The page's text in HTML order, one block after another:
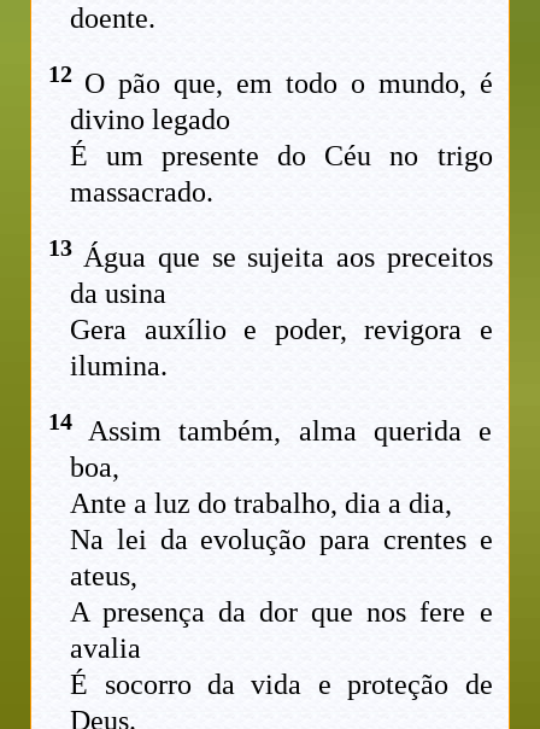
doente.
12O pão que, em todo o mundo, é
divino legado
É um presente do Céu no trigo
massacrado.
13Água que se sujeita aos preceitos
da usina
Gera auxílio e poder, revigora e
ilumina.
14Assim também, alma querida e
boa,
Ante a luz do trabalho, dia a dia,
Na lei da evolução para crentes e
ateus,
A presença da dor que nos fere e
avalia
É socorro da vida e proteção de
Deus.